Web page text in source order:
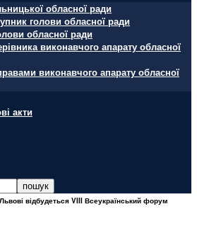
обласної ради
голови обласної ради
обласної ради
виконавчого апарату обласної
виконавчого апарату обласної
акти
відбудеться VIII Всеукраїнський форум